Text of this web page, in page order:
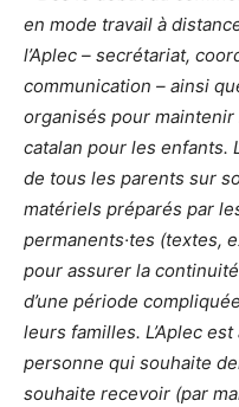
en mode travail à
l’Aplec – secrétariat,
communication – ainsi
organisés pour maintenir
catalan pour les enfants.
de tous les parents sur
matériels préparés par
permanents·tes (textes,
pour assurer la
d’une période
leurs familles. L’Aplec
personne qui souhaite
souhaite recevoir (par